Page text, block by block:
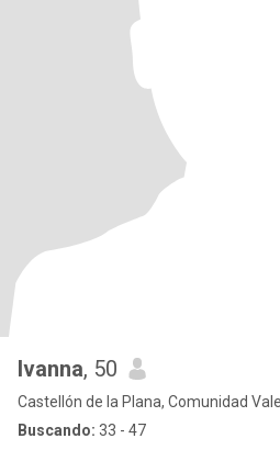
Ivanna, 50
Castellón de la Plana, Comunidad
Buscando: 33 - 47